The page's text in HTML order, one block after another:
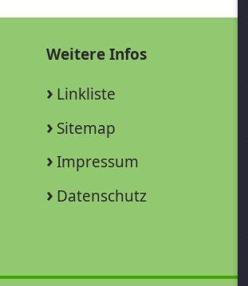
Weitere Infos
Linkliste
Sitemap
Impressum
Datenschutz